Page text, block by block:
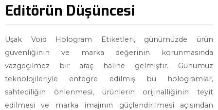
Editörün Düşüncesi
Uşak Void Hologram Etiketleri, günümüzde ürün
güvenliğinin ve marka değerinin korunmasında
vazgeçilmez bir araç haline gelmiştir. Günümüz
teknolojileriyle entegre edilmiş bu hologramlar,
sahteciliğin önlenmesi, ürünlerin orijinalliğinin teyit
edilmesi ve marka imajının güçlendirilmesi açısından